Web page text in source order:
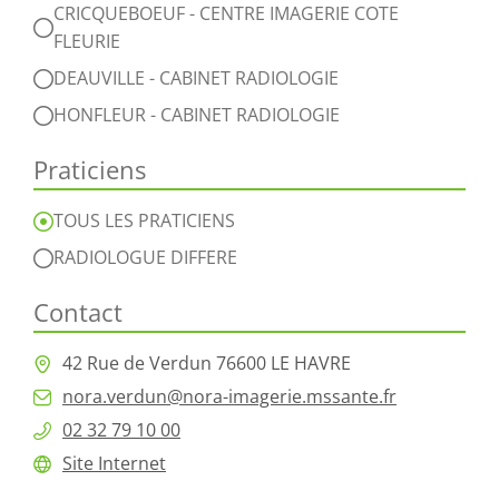
CRICQUEBOEUF - CENTRE IMAGERIE COTE
FLEURIE
DEAUVILLE - CABINET RADIOLOGIE
HONFLEUR - CABINET RADIOLOGIE
Praticiens
TOUS LES PRATICIENS
RADIOLOGUE DIFFERE
Contact
42 Rue de Verdun 76600 LE HAVRE
nora.verdun@nora-imagerie.mssante.fr
02 32 79 10 00
Site Internet